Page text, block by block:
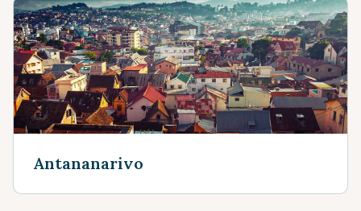
Antananarivo